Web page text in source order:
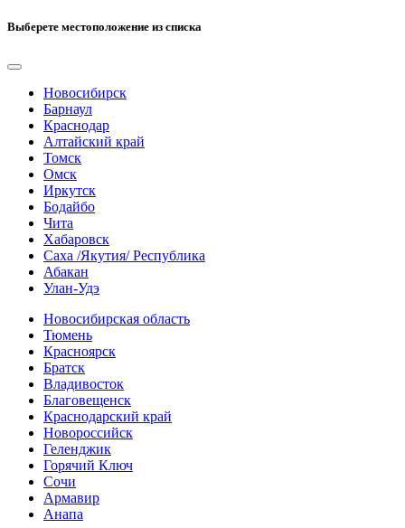
Выберете местоположение из списка
Новосибирск
Барнаул
Краснодар
Алтайский край
Томск
Омск
Иркутск
Бодайбо
Чита
Хабаровск
Саха /Якутия/ Республика
Абакан
Улан-Удэ
Новосибирская область
Тюмень
Красноярск
Братск
Владивосток
Благовещенск
Краснодарский край
Новороссийск
Геленджик
Горячий Ключ
Сочи
Армавир
Анапа